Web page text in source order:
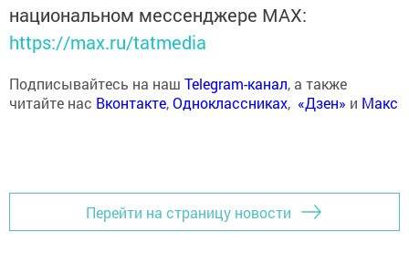
национальном мессенджере MАХ:
https://max.ru/tatmedia
Подписывайтесь на наш Telegram-канал, а также
читайте нас Вконтакте,Одноклассниках, «Дзен» и Макс
Перейти на страницу новости